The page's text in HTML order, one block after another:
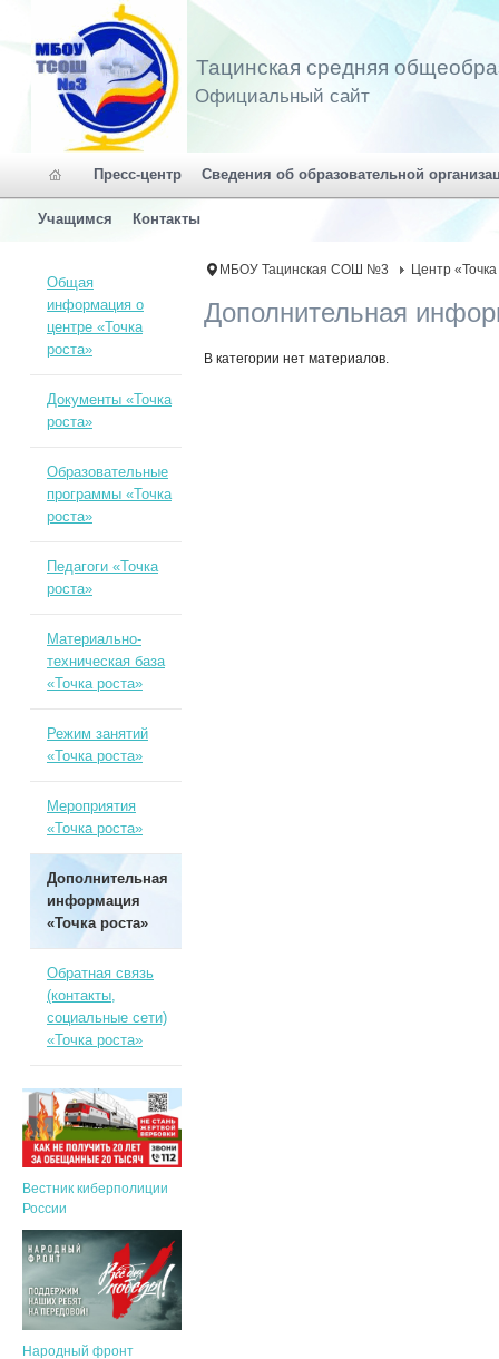
Тацинская средняя
Официальный сайт
Пресс-центр Сведения об образовательной
Учащимся Контакты
МБОУ Тацинская СОШ №3 Центр
Дополнительная
В категории нет материалов.
Общая
информация о
центре «Точка
роста»
Документы «Точка
роста»
Образовательные
программы «Точка
роста»
Педагоги «Точка
роста»
Материально-
техническая база
«Точка роста»
Режим занятий
«Точка роста»
Мероприятия
«Точка роста»
Дополнительная
информация
«Точка роста»
Обратная связь
(контакты,
социальные сети)
«Точка роста»
Вестник киберполиции
России
Народный фронт